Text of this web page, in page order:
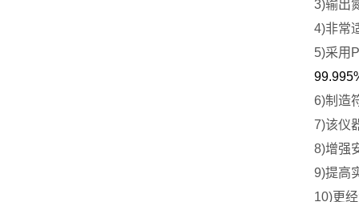
3)输出
4)非常
5)采用
6)制造
7)该仪
8)增强
9)提高
10)更